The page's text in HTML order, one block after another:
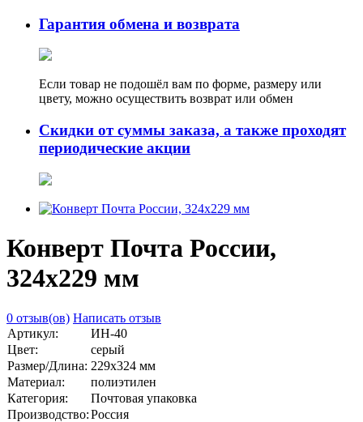
Гарантия обмена и возврата
Если товар не подошёл вам по форме, размеру или
цвету, можно осуществить возврат или обмен
Скидки от суммы заказа, а также проходят
периодические акции
Конверт Почта России,
324х229 мм
0 отзыв(ов) Написать отзыв
Артикул:
ИН-40
Цвет:
серый
Размер/Длина: 229х324 мм
Материал:
полиэтилен
Категория:
Почтовая упаковка
Производство:Россия